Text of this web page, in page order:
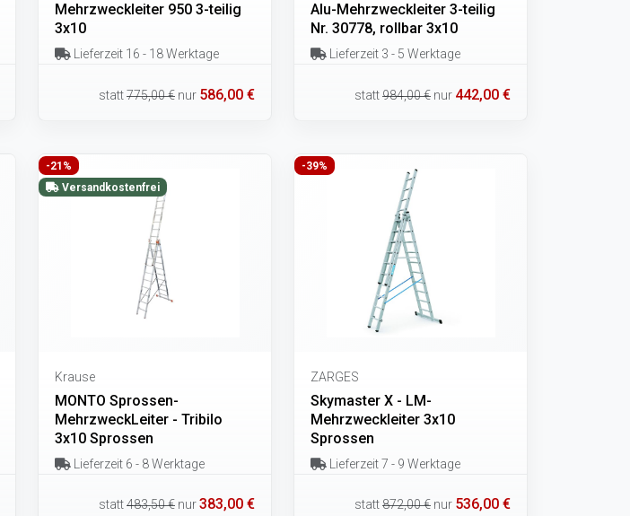
Mehrzweckleiter 950 3-teilig
3x10
Lieferzeit 16 - 18 Werktage
statt775,00 € nur 586,00 €
Alu-Mehrzweckleiter 3-teilig
Nr. 30778, rollbar 3x10
Lieferzeit 3 - 5 Werktage
statt984,00 € nur 442,00 €
-21%
Versandkostenfrei
Krause
MONTO Sprossen-
MehrzweckLeiter - Tribilo
3x10 Sprossen
Lieferzeit 6 - 8 Werktage
statt483,50 € nur383,00 €
-39%
ZARGES
Skymaster X - LM-
Mehrzweckleiter 3x10
Sprossen
Lieferzeit 7 - 9 Werktage
statt872,00 € nur 536,00 €